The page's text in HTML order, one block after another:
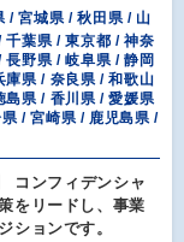
/ 宮城県 / 秋田県 / 山
千葉県 / 東京都 / 神奈
野県 / 岐阜県 / 静岡
庫県 / 奈良県 / 和歌山
島県 / 香川県 / 愛媛県
/ 宮崎県 / 鹿児島県 /
コンフィデンシャ
をリードし、事業
ションです。